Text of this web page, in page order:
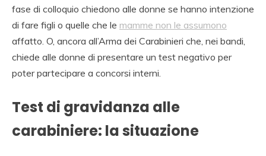
fase di colloquio chiedono alle donne se hanno intenzione
di fare figli o quelle che le mamme non le assumono
affatto. O, ancora all’Arma dei Carabinieri che, nei bandi,
chiede alle donne di presentare un test negativo per
poter partecipare a concorsi interni.
Test di gravidanza alle
carabiniere: la situazione